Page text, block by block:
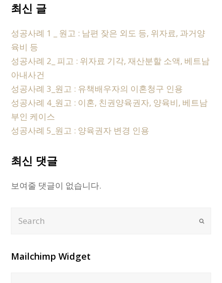
최신 글
성공사례 1 _ 원고 : 남편 잦은 외도 등, 위자료, 과거양
육비 등
성공사례 2_ 피고 : 위자료 기각, 재산분할 소액, 베트남
아내사건
성공사례 3_원고 : 유책배우자의 이혼청구 인용
성공사례 4_원고 : 이혼, 친권양육권자, 양육비, 베트남
부인 케이스
성공사례 5_원고 : 양육권자 변경 인용
최신 댓글
보여줄 댓글이 없습니다.
Submit
Mailchimp Widget